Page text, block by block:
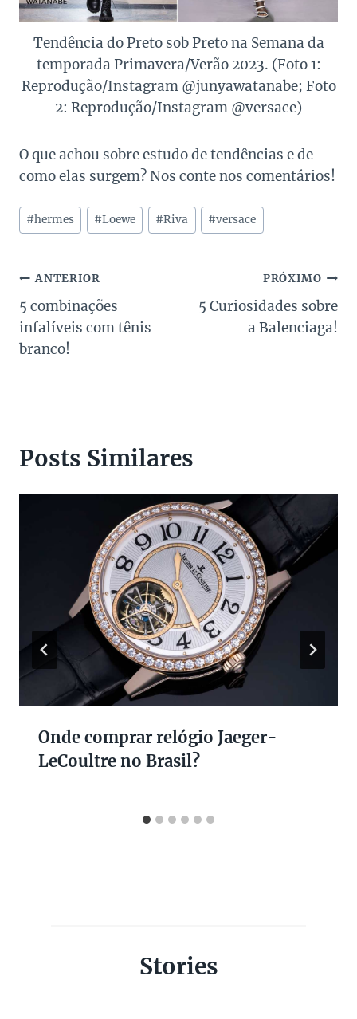
Tendência do Preto sob Preto na Semana da
temporada Primavera/Verão 2023. (Foto 1:
Reprodução/Instagram @junyawatanabe; Foto
2: Reprodução/Instagram @versace)
O que achou sobre estudo de tendências e de
como elas surgem? Nos conte nos comentários!
Tags
do
#hermes #Loewe #Riva #versace
Navegação
de
Post
ANTERIOR
5 combinações
infalíveis com tênis
branco!
PRÓXIMO
5 Curiosidades sobre
a Balenciaga!
Posts Similares
Onde comprar relógio Jaeger-
LeCoultre no Brasil?
Stories